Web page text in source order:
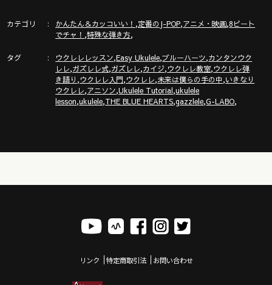
無料イベント開催》
https://gazzlele.com/2023-0614/
ガズのウクレレたちの詳細はここ
https://gazzlele.com/shop/
Amazonにて大好評販売中「ガズのはじめてウクレレ」
https://amzn.asia/d/cW6iLgS
カテゴリ かんたん＆カッコいい！ ,定番のJ-POP,アニメ・映画,8ビート
でチャ！ ,特殊な弾き方,
タグ ウクレレレッスン,Easy Ukulele,ブルーハーツ,カンタンウク
レレ,ガズレレ式,ガズレレ,カイジ,ウクレレ教室,ウクレレ弾
き語り ,ウクレレ入門,ウクレレ,未来は僕らの手の中,いきなり
ウクレレ,アニソン,Ukulele Tutorial,ukulele
lesson,ukulele,THE BLUE HEARTS,gazzlele,G-LABO,
リンク 特定商取引法 お問い合わせ